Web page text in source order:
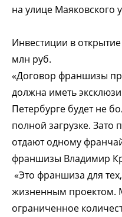
на улице Маяковского
Инвестиции в
млн руб.
«Договор франшизы
должна иметь
Петербурге будет не
полной загрузке. Зато
отдают одному
франшизы Владимир
«Это франшиза для
жизненным проектом.
ограниченное